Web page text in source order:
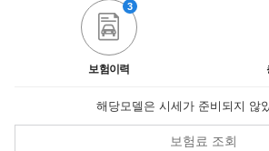
보험이력
3
해당모델은 시세가 준비되지 않
보험료 조회